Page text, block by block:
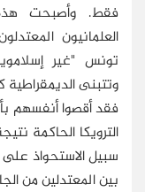
فقط. وأصبحت
العلمانيون
تونس "غير
وتتبنى
فقد أقصوا أنفسهم
الترويكا الحاكمة
سبيل الاستحواذ
بين المعتدلين من